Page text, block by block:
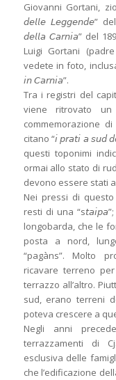
Giovanni Gortani,
𝘥𝘦𝘭𝘭𝘦 𝘓𝘦𝘨𝘨𝘦𝘯𝘥𝘦”
𝘥𝘦𝘭𝘭𝘢 𝘊𝘢𝘳𝘯𝘪𝘢” del
Luigi Gortani
vedete in foto,
𝘪𝘯 𝘊𝘢𝘳𝘯𝘪𝘢”.
Tra i registri del
viene ritrovato
commemorazione
citano “𝘪 𝘱𝘳𝘢𝘵𝘪 𝘢 𝘴𝘶𝘥
questi toponimi
ormai allo stato di
devono essere stati
Nei pressi di
resti di una
longobarda, che le
posta a nord,
“pagàns”. Molto
ricavare terreno
terrazzo all’altro.
sud, erano terreni
poteva crescere a
Negli anni
terrazzamenti di
esclusiva delle
che l’edificazione